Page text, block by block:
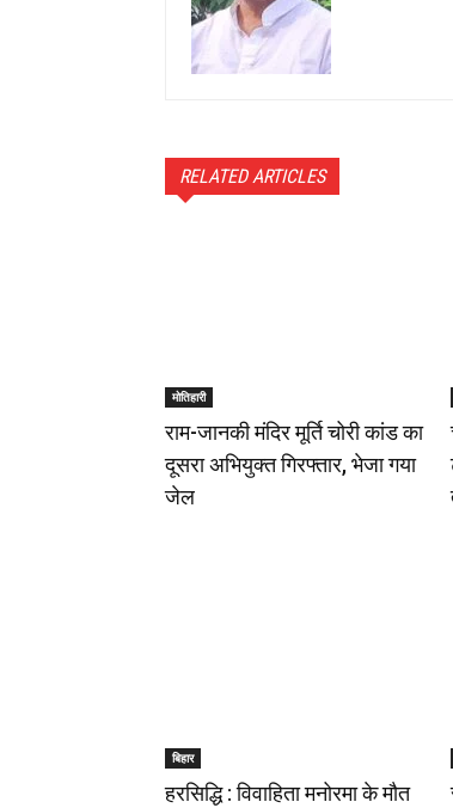
RELATED ARTICLES
मोतिहारी
राम-जानकी मंदिर मूर्ति चोरी कांड का
दूसरा अभियुक्त गिरफ्तार, भेजा गया
जेल
बिहार
हरसिद्धि : विवाहिता मनोरमा के मौत